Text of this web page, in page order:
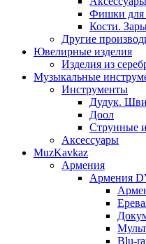
Фишки для
Кости.
Другие
Ювелирные изделия
Изделия из
Музыкальные
Инструменты
Дудук.
Доол
Струнные
Аксессуары
MuzKavkaz
Армения
Армения
Blu-